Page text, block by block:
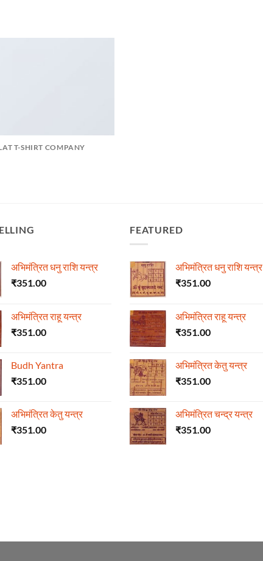
T-SHIRT COMPANY
अभिमंत्रित धनु राशि यन्त्र
₹351.00
अभिमंत्रित राहू यन्त्र
₹351.00
Budh Yantra
₹351.00
अभिमंत्रित केतु यन्त्र
₹351.00
FEATURED
अभिमंत्रित धनु राशि यन्त्र
₹351.00
अभिमंत्रित राहू यन्त्र
₹351.00
अभिमंत्रित केतु यन्त्र
₹351.00
अभिमंत्रित चन्द्र यन्त्र
₹351.00